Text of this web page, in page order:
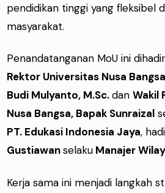
pendidikan tinggi yang fleksibel
masyarakat.
Penandatanganan MoU ini
Rektor Universitas Nusa
Budi Mulyanto, M.Sc.danWakil
Nusa Bangsa, Bapak Sunraizal
PT. Edukasi Indonesia Jaya,
Gustiawanselaku Manajer
Kerja sama ini menjadi langkah